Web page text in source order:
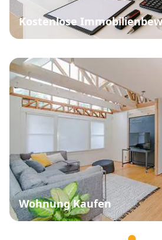
Kostenlose
Wohnung Kaufen